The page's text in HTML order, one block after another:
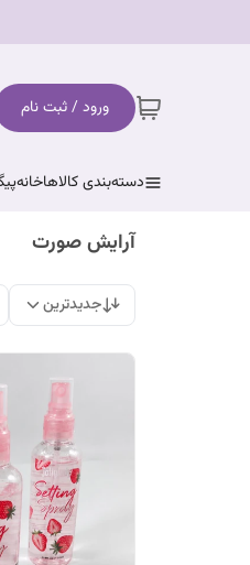
ورود / ثبت نام
دسته‌بندی کالاهاخانه
آرایش صورت
جدیدترین